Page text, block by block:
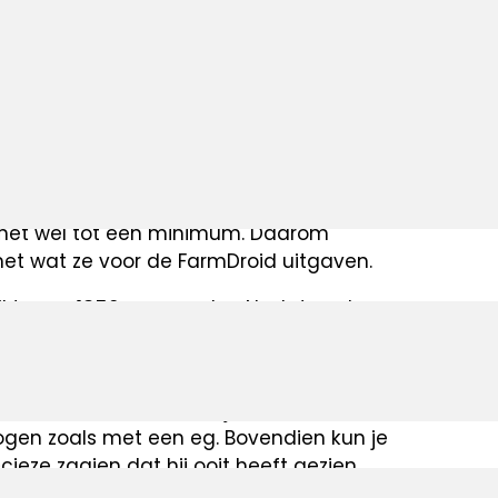
voederbieten en suikerbieten. De
manier met handmatig wieden,
Na een gesprek met hun
wilde telen, kwamen ze terecht op
De robot kon de noodzaak van
wel tot een minimum. Daarom
wat ze voor de FarmDroid uitgaven.
ze 1350 euro per ha. Nadat ze de
260 euro.
hij geen externe hulp hoeft in te
daarvan is dat hij blind kan
zoals met een eg. Bovendien kun je
zaaien dat hij ooit heeft gezien.